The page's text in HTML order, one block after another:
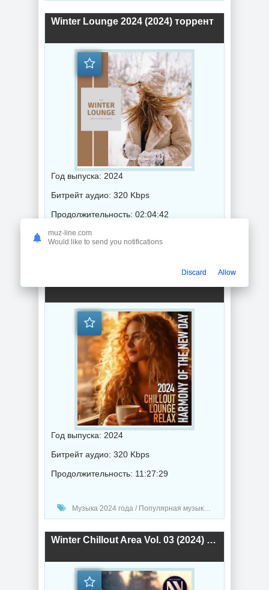
Winter Lounge 2024 (2024) торрент
Год выпуска: 2024
Битрейт аудио: 320 Kbps
Продолжительность: 02:04:42
Год выпуска: 2024
Битрейт аудио: 320 Kbps
Продолжительность: 11:27:29
Музыка 2024 года / Популярная музыка / Музыка VA / Chillout music
Winter Chillout Area Vol. 03 (2024) торрент
muz-line.com
Would like to send you notifications
Discard Allow